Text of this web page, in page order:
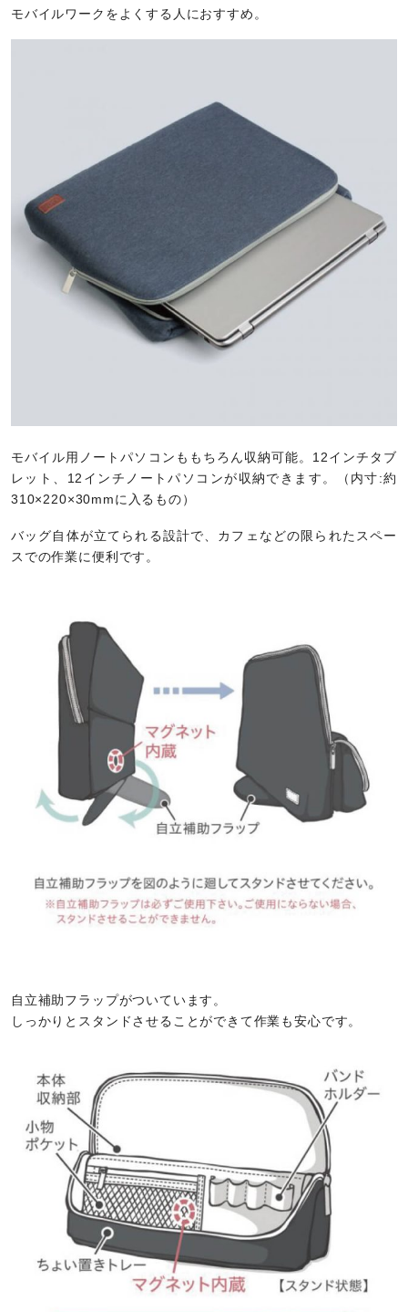
モバイルワークをよくする人におすすめ。
モバイル用ノートパソコンももちろん収納可能。12インチタブ
レット、12インチノートパソコンが収納できます。（内寸:約
310×220×30mmに入るもの）
バッグ自体が立てられる設計で、カフェなどの限られたスペー
スでの作業に便利です。
自立補助フラップがついています。
しっかりとスタンドさせることができて作業も安心です。